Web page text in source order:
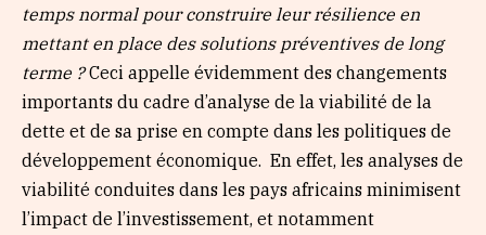
temps normal pour construire leur résilience en
mettant en place des solutions préventives de long
terme ?Ceci appelle évidemment des changements
importants du cadre d’analyse de la viabilité de la
dette et de sa prise en compte dans les politiques de
développement économique. En effet, les analyses de
viabilité conduites dans les pays africains minimisent
l’impact de l’investissement, et notamment